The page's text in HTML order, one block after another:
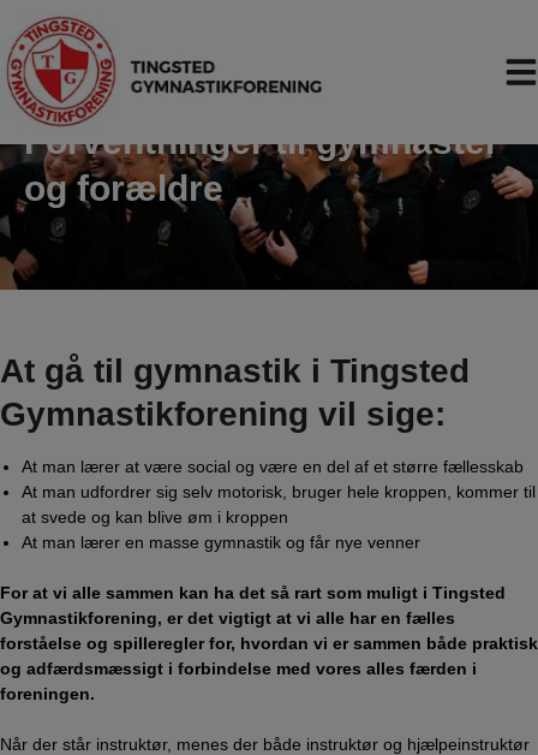
indholdet
Forventninger til gymnaster
og forældre
At gå til gymnastik i Tingsted
Gymnastikforening vil sige:
At man lærer at være social og være en del af et større fællesskab
At man udfordrer sig selv motorisk, bruger hele kroppen, kommer til
at svede og kan blive øm i kroppen
​At man lærer en masse gymnastik og får nye venner
For at vi alle sammen kan ha det så rart som muligt i Tingsted
Gymnastikforening, er det vigtigt at vi alle har en fælles
forståelse og spilleregler for, hvordan vi er sammen både praktisk
og adfærdsmæssigt i forbindelse med vores alles færden i
foreningen.
Når der står instruktør, menes der både instruktør og hjælpeinstruktør